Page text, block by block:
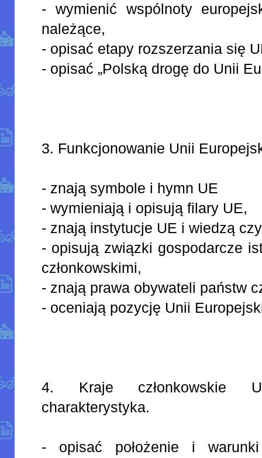
- wymienić wspólnoty
należące,
- opisać etapy rozszerzania się
- opisać „Polską drogę do Unii
3. Funkcjonowanie Unii
- znają symbole i hymn UE
- wymieniają i opisują filary UE,
- znają instytucje UE i wiedzą
- opisują związki gospodarcze
członkowskimi,
- znają prawa obywateli państw
- oceniają pozycję Unii
4. Kraje członkowskie
charakterystyka.
- opisać położenie i